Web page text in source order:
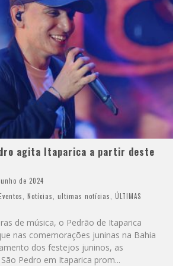
agita Itaparica a partir deste
de 2024
Notícias ultimas notícias
ÚLTIMAS
de música, o Pedrão de Itaparica
nas comemorações juninas na Bahia
dos festejos juninos, as
Pedro em Itaparica prom...